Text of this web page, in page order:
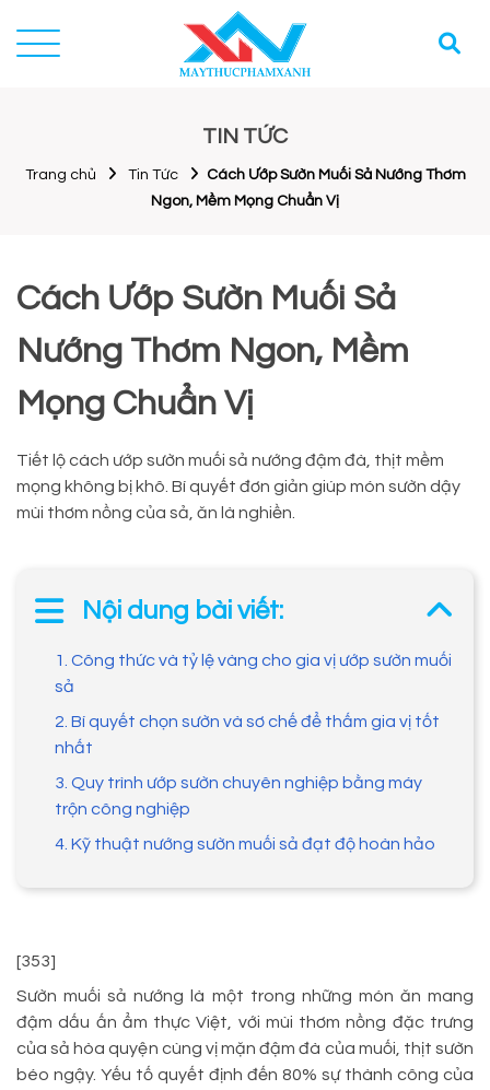
TIN TỨC
Trang chủ Tin Tức
Cách Ướp Sườn Muối Sả Nướng Thơm
Ngon, Mềm Mọng Chuẩn Vị
Cách Ướp Sườn Muối Sả
Nướng Thơm Ngon, Mềm
Mọng Chuẩn Vị
Tiết lộ cách ướp sườn muối sả nướng đậm đà, thịt mềm
mọng không bị khô. Bí quyết đơn giản giúp món sườn dậy
mùi thơm nồng của sả, ăn là nghiền.
Nội dung bài viết:
1. Công thức và tỷ lệ vàng cho gia vị ướp sườn muối
sả
2. Bí quyết chọn sườn và sơ chế để thấm gia vị tốt
nhất
3. Quy trình ướp sườn chuyên nghiệp bằng máy
trộn công nghiệp
4. Kỹ thuật nướng sườn muối sả đạt độ hoàn hảo
[353]
Sườn muối sả nướng là một trong những món ăn mang
đậm dấu ấn ẩm thực Việt, với mùi thơm nồng đặc trưng
của sả hòa quyện cùng vị mặn đậm đà của muối, thịt sườn
béo ngậy. Yếu tố quyết định đến 80% sự thành công của